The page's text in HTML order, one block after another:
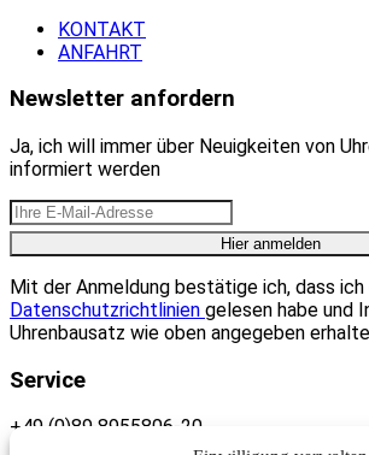
KONTAKT
ANFAHRT
Newsletter anfordern
Ja, ich will immer über Neuigkeiten von
informiert werden
Mit der Anmeldung bestätige ich, dass ich
Datenschutzrichtlinien gelesen habe und
Uhrenbausatz wie oben angegeben
Service
+49 (0)89 8955806-20